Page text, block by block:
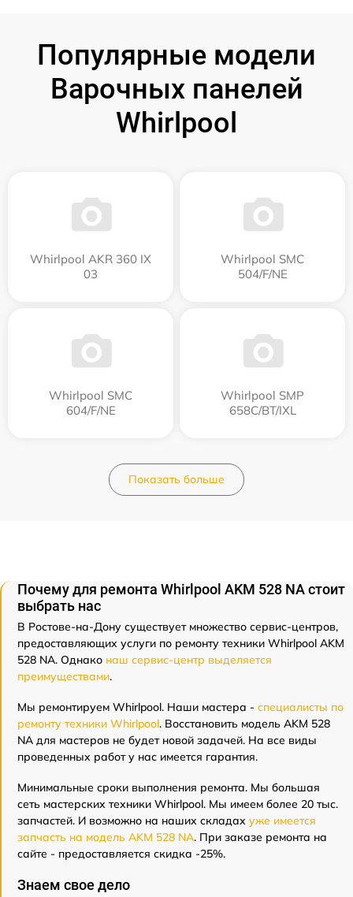
Популярные модели
Варочных панелей
Whirlpool
Whirlpool AKR 360 IX
03
Whirlpool SMC
504/F/NE
Whirlpool SMC
604/F/NE
Whirlpool SMP
658C/BT/IXL
Показать больше
Почему для ремонта Whirlpool AKM 528 NA стоит
выбрать нас
В Ростове-на-Дону существует множество сервис-центров,
предоставляющих услуги по ремонту техники Whirlpool AKM
528 NA. Однако наш сервис-центр выделяется
преимуществами.
Мы ремонтируем Whirlpool. Наши мастера - специалисты по
ремонту техники Whirlpool. Восстановить модель AKM 528
NA для мастеров не будет новой задачей. На все виды
проведенных работ у нас имеется гарантия.
Минимальные сроки выполнения ремонта. Мы большая
сеть мастерских техники Whirlpool. Мы имеем более 20 тыс.
запчастей. И возможно на наших складах уже имеется
запчасть на модель AKM 528 NA. При заказе ремонта на
сайте - предоставляется скидка -25%.
Знаем свое дело